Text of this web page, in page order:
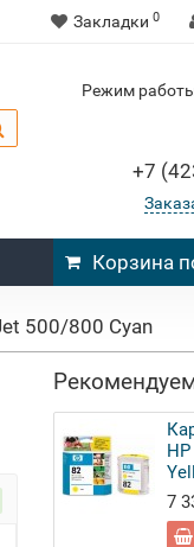
Закладки 0
Режим
+7
Корзина
500/800 Cyan
7